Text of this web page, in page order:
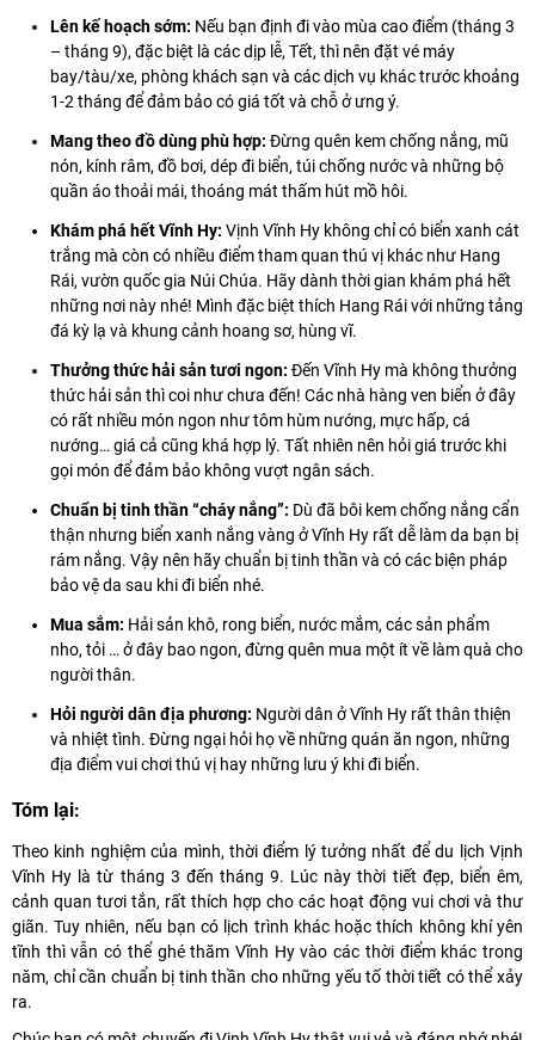
Lên kế hoạch sớm: Nếu bạn định đi vào mùa cao điểm (tháng 3
– tháng 9), đặc biệt là các dịp lễ, Tết, thì nên đặt vé máy
bay/tàu/xe, phòng khách sạn và các dịch vụ khác trước khoảng
1-2 tháng để đảm bảo có giá tốt và chỗ ở ưng ý.
Mang theo đồ dùng phù hợp: Đừng quên kem chống nắng, mũ
nón, kính râm, đồ bơi, dép đi biển, túi chống nước và những bộ
quần áo thoải mái, thoáng mát thấm hút mồ hôi.
Khám phá hết Vĩnh Hy: Vịnh Vĩnh Hy không chỉ có biển xanh cát
trắng mà còn có nhiều điểm tham quan thú vị khác như Hang
Rái, vườn quốc gia Núi Chúa. Hãy dành thời gian khám phá hết
những nơi này nhé! Mình đặc biệt thích Hang Rái với những tảng
đá kỳ lạ và khung cảnh hoang sơ, hùng vĩ.
Thưởng thức hải sản tươi ngon: Đến Vĩnh Hy mà không thưởng
thức hải sản thì coi như chưa đến! Các nhà hàng ven biển ở đây
có rất nhiều món ngon như tôm hùm nướng, mực hấp, cá
nướng… giá cả cũng khá hợp lý. Tất nhiên nên hỏi giá trước khi
gọi món để đảm bảo không vượt ngân sách.
Chuẩn bị tinh thần “cháy nắng”: Dù đã bôi kem chống nắng cẩn
thận nhưng biển xanh nắng vàng ở Vĩnh Hy rất dễ làm da bạn bị
rám nắng. Vậy nên hãy chuẩn bị tinh thần và có các biện pháp
bảo vệ da sau khi đi biển nhé.
Mua sắm: Hải sản khô, rong biển, nước mắm, các sản phẩm
nho, tỏi … ở đây bao ngon, đừng quên mua một ít về làm quà cho
người thân.
Hỏi người dân địa phương: Người dân ở Vĩnh Hy rất thân thiện
và nhiệt tình. Đừng ngại hỏi họ về những quán ăn ngon, những
địa điểm vui chơi thú vị hay những lưu ý khi đi biển.
Tóm lại:
Theo kinh nghiệm của mình, thời điểm lý tưởng nhất để du lịch Vịnh
Vĩnh Hy là từ tháng 3 đến tháng 9. Lúc này thời tiết đẹp, biển êm,
cảnh quan tươi tắn, rất thích hợp cho các hoạt động vui chơi và thư
giãn. Tuy nhiên, nếu bạn có lịch trình khác hoặc thích không khí yên
tĩnh thì vẫn có thể ghé thăm Vĩnh Hy vào các thời điểm khác trong
năm, chỉ cần chuẩn bị tinh thần cho những yếu tố thời tiết có thể xảy
ra.